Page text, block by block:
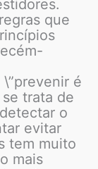
que
é
trata de
o
evitar
tem muito
mais